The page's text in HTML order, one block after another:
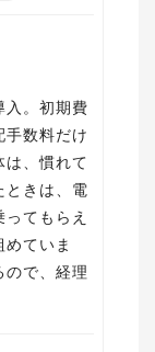
入。初期費
手数料だけ
は、慣れて
ときは、電
てもらえ
ていま
ので、経理